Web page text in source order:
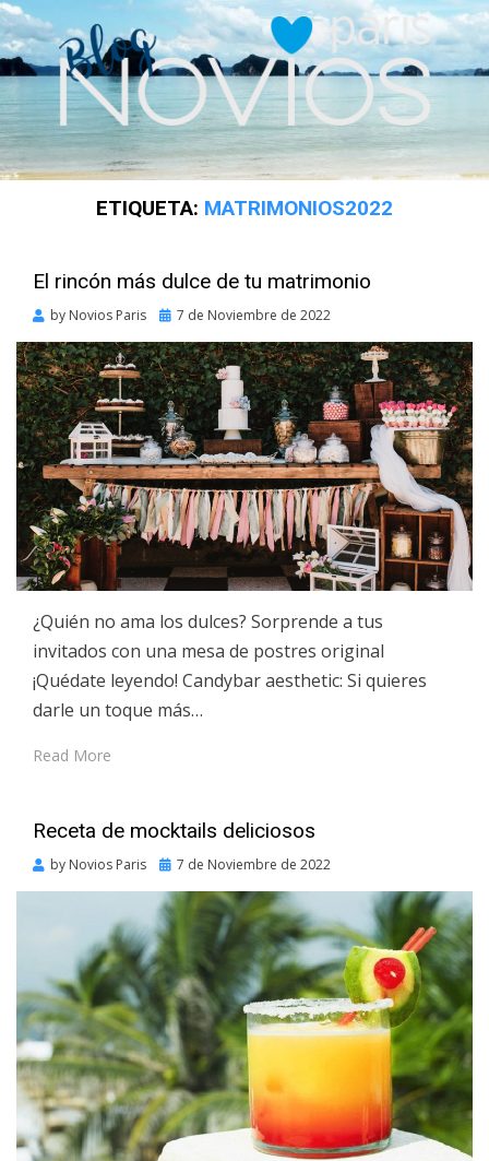
ETIQUETA: MATRIMONIOS2022
El rincón más dulce de tu matrimonio
by Novios Paris
Posted
7 de Noviembre de 2022
¿Quién no ama los dulces? Sorprende a tus
invitados con una mesa de postres original
¡Quédate leyendo! Candybar aesthetic: Si quieres
darle un toque más…
Read More
Receta de mocktails deliciosos
by Novios Paris
Posted
7 de Noviembre de 2022